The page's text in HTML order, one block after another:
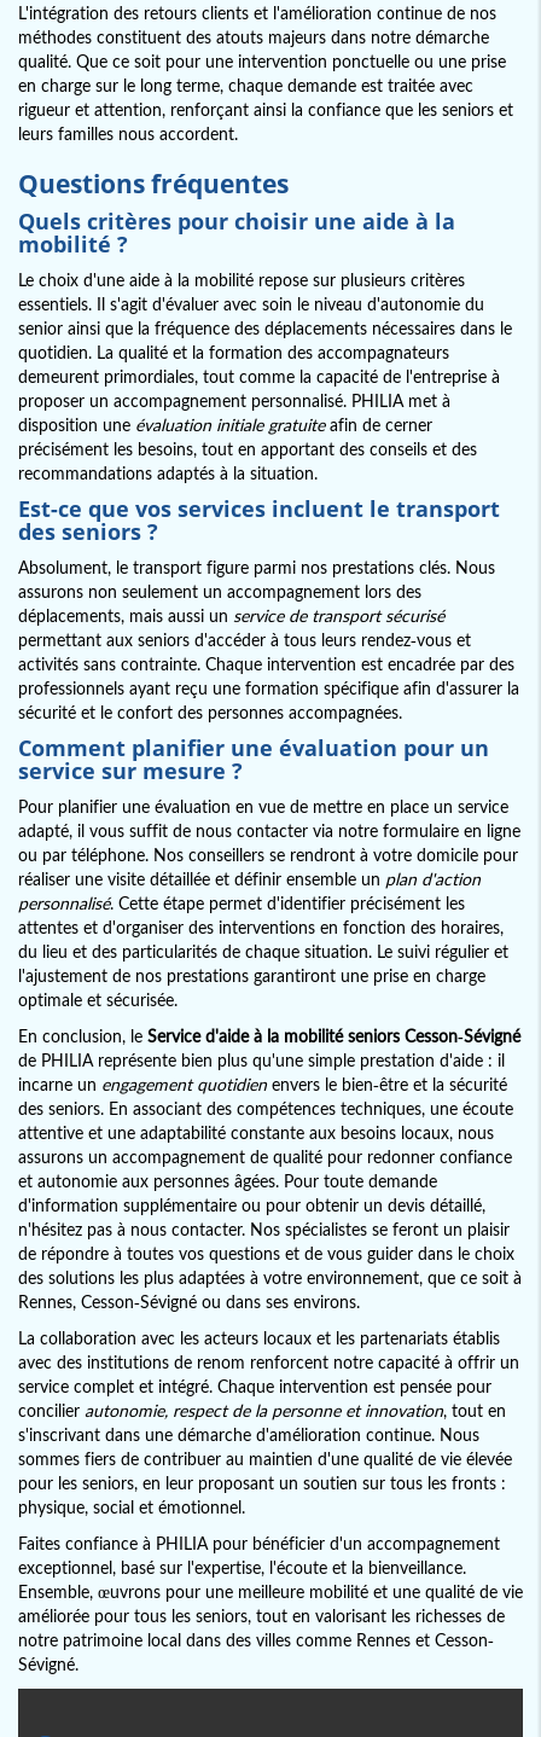
L'intégration des retours clients et l'amélioration continue de nos
méthodes constituent des atouts majeurs dans notre démarche
qualité. Que ce soit pour une intervention ponctuelle ou une prise
en charge sur le long terme, chaque demande est traitée avec
rigueur et attention, renforçant ainsi la confiance que les seniors et
leurs familles nous accordent.
Questions fréquentes
Quels critères pour choisir une aide à la
mobilité ?
Le choix d'une aide à la mobilité repose sur plusieurs critères
essentiels. Il s'agit d'évaluer avec soin le niveau d'autonomie du
senior ainsi que la fréquence des déplacements nécessaires dans le
quotidien. La qualité et la formation des accompagnateurs
demeurent primordiales, tout comme la capacité de l'entreprise à
proposer un accompagnement personnalisé. PHILIA met à
disposition une évaluation initiale gratuiteafin de cerner
précisément les besoins, tout en apportant des conseils et des
recommandations adaptés à la situation.
Est-ce que vos services incluent le transport
des seniors ?
Absolument, le transport figure parmi nos prestations clés. Nous
assurons non seulement un accompagnement lors des
déplacements, mais aussi un service de transport sécurisé
permettant aux seniors d'accéder à tous leurs rendez-vous et
activités sans contrainte. Chaque intervention est encadrée par des
professionnels ayant reçu une formation spécifique afin d'assurer la
sécurité et le confort des personnes accompagnées.
Comment planifier une évaluation pour un
service sur mesure ?
Pour planifier une évaluation en vue de mettre en place un service
adapté, il vous suffit de nous contacter via notre formulaire en ligne
ou par téléphone. Nos conseillers se rendront à votre domicile pour
réaliser une visite détaillée et définir ensemble un plan d'action
personnalisé. Cette étape permet d'identifier précisément les
attentes et d'organiser des interventions en fonction des horaires,
du lieu et des particularités de chaque situation. Le suivi régulier et
l'ajustement de nos prestations garantiront une prise en charge
optimale et sécurisée.
En conclusion, le Service d'aide à la mobilité seniors Cesson-Sévigné
de PHILIA représente bien plus qu'une simple prestation d'aide : il
incarne un engagement quotidienenvers le bien-être et la sécurité
des seniors. En associant des compétences techniques, une écoute
attentive et une adaptabilité constante aux besoins locaux, nous
assurons un accompagnement de qualité pour redonner confiance
et autonomie aux personnes âgées. Pour toute demande
d'information supplémentaire ou pour obtenir un devis détaillé,
n'hésitez pas à nous contacter. Nos spécialistes se feront un plaisir
de répondre à toutes vos questions et de vous guider dans le choix
des solutions les plus adaptées à votre environnement, que ce soit à
Rennes, Cesson-Sévigné ou dans ses environs.
La collaboration avec les acteurs locaux et les partenariats établis
avec des institutions de renom renforcent notre capacité à offrir un
service complet et intégré. Chaque intervention est pensée pour
concilier autonomie, respect de la personne et innovation, tout en
s'inscrivant dans une démarche d'amélioration continue. Nous
sommes fiers de contribuer au maintien d'une qualité de vie élevée
pour les seniors, en leur proposant un soutien sur tous les fronts :
physique, social et émotionnel.
Faites confiance à PHILIA pour bénéficier d'un accompagnement
exceptionnel, basé sur l'expertise, l'écoute et la bienveillance.
Ensemble, œuvrons pour une meilleure mobilité et une qualité de vie
améliorée pour tous les seniors, tout en valorisant les richesses de
notre patrimoine local dans des villes comme Rennes et Cesson-
Sévigné.